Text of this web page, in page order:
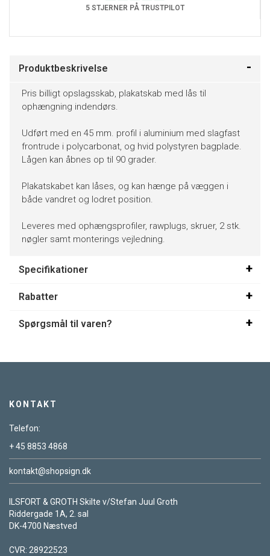
5 STJERNER PÅ TRUSTPILOT
Produktbeskrivelse
Pris billigt opslagsskab, plakatskab med lås til
ophængning indendørs.
Udført med en 45 mm. profil i aluminium med slagfast
frontrude i polycarbonat, og hvid polystyren bagplade.
Lågen kan åbnes op til 90 grader.
Plakatskabet kan låses, og kan hænge på væggen i
både vandret og lodret position.
Leveres med ophængsprofiler, rawplugs, skruer, 2 stk.
nøgler samt monterings vejledning.
Specifikationer
Rabatter
Spørgsmål til varen?
KONTAKT
Telefon:
+ 45 8853 4868
kontakt@shopsign.dk
ILSFORT & GROTH Skilte v/Stefan Juul Groth
Riddergade 1A, 2. sal
DK-4700 Næstved
CVR: 28922523